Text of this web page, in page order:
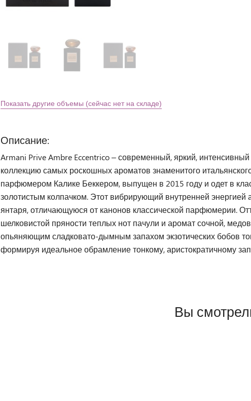
Показать другие объемы (сейчас нет на складе)
Описание:
Armani Prive Ambre Eccentrico – современный, яркий,
коллекцию самых роскошных ароматов знаменитого
парфюмером Калике Беккером, выпущен в 2015 году и одет в
золотистым колпачком. Этот вибрирующий внутренней
янтаря, отличающуюся от канонов классической парфюмерии.
шелковистой пряности теплых нот пачули и аромат сочной,
опьяняющим сладковато-дымным запахом экзотических бобов
формируя идеальное обрамление тонкому, аристократичному
Вы